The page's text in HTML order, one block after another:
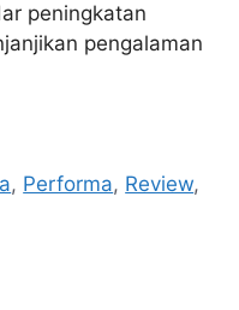
peningkatan
pengalaman
, Performa, Review,